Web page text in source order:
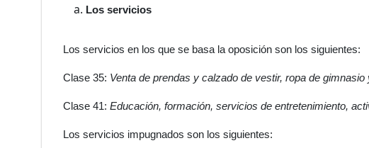
Los servicios
Los servicios en los que se basa la oposición son los siguientes:
Clase 35: Venta de prendas y calzado de vestir, ropa de gimnasio
Clase 41: Educación, formación, servicios de entretenimiento,
Los servicios impugnados son los siguientes: